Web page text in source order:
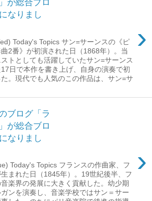
が総合ブロ
なりまし
›
Today's Topics サン=サーンスの《ピ
2番》が初演された日（1868年）。当
トとしても活躍していたサン=サーンス
日で本作を書き上げ、自身の演奏で初
。現代でも人気のこの作品は、サン=サ
ブログ「ラ
が総合ブロ
なりまし
›
Today's Topics フランスの作曲家、フ
まれた日（1845年）。19世紀後半、フ
楽界の発展に大きく貢献した。幼少期
ンを演奏し、音楽学校ではサン＝サー